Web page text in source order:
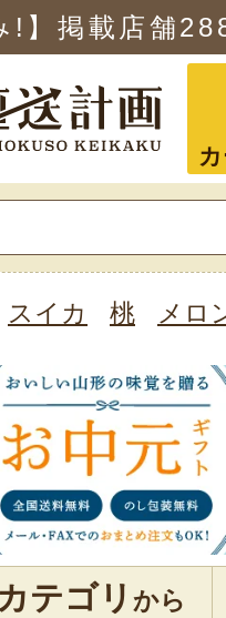
!】掲載店舗
スイカ 桃 メロ
カテゴリ から